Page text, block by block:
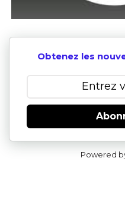
Obtenez les
Powered